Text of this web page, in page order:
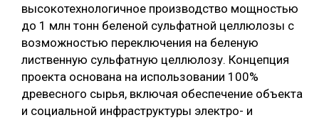
СУШКА ДРЕВЕСИНЫ
МЕБЕЛЬНОЕ ПРОИЗВОДСТВО
высокотехнологичное производство мощностью
до 1 млн тонн беленой сульфатной целлюлозы с
возможностью переключения на беленую
лиственную сульфатную целлюлозу. Концепция
проекта основана на использовании 100%
древесного сырья, включая обеспечение объекта
и социальной инфраструктуры электро- и